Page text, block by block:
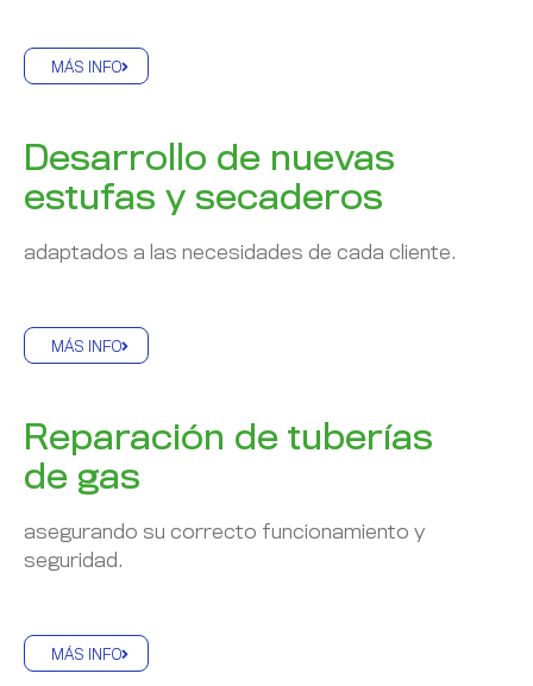
MÁS INFO
Desarrollo de nuevas
estufas y secaderos
adaptados a las necesidades de cada cliente.
MÁS INFO
Reparación de tuberías
de gas
asegurando su correcto funcionamiento y
seguridad.
MÁS INFO